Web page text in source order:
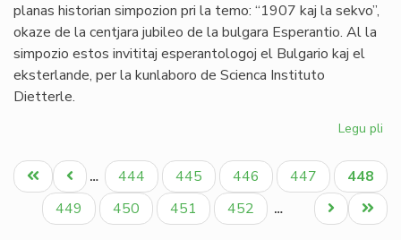
planas historian simpozion pri la temo: “1907 kaj la sekvo”,
okaze de la centjara jubileo de la bulgara Esperantio. Al la
simpozio estos invititaj esperantologoj el Bulgario kaj el
eksterlande, per la kunlaboro de Scienca Instituto
Dietterle.
Legu pli
de
la
Pagination
Unua
paĝo
Antaŭa
paĝo
… Paĝo
444 Paĝo
445 Paĝo
446 Paĝo
447
Aktuala
paĝo
448
Paĝo
449 Paĝo
450 Paĝo
451 Paĝo
452 …
Last
page
Next
page